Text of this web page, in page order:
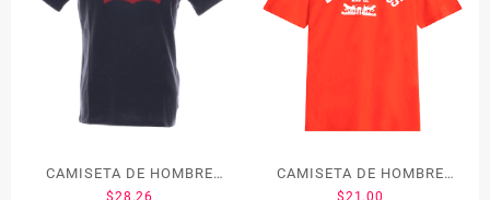
CAMISETA DE HOMBRE
$28.26
CAMISETA DE HOMBRE
$21.00